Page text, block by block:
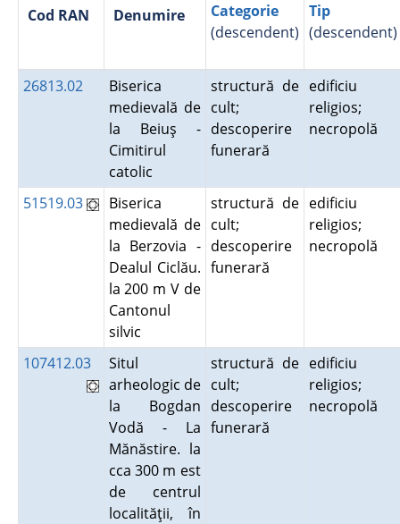
Cod RAN Denumire
Categorie
(descendent)
Tip
(descendent)
26813.02
Biserica
medievală de
la Beiuş -
Cimitirul
catolic
structură de
cult;
descoperire
funerară
edificiu
religios;
necropolă
51519.03
Biserica
medievală de
la Berzovia -
Dealul Ciclău.
la 200 m V de
Cantonul
silvic
structură de
cult;
descoperire
funerară
edificiu
religios;
necropolă
107412.03
Situl
arheologic de
la Bogdan
Vodă - La
Mănăstire. la
cca 300 m est
de centrul
localităţii, în
structură de
cult;
descoperire
funerară
edificiu
religios;
necropolă